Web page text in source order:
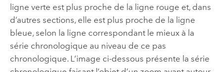
ligne verte est plus proche de la ligne rouge et, dans
d’autres sections, elle est plus proche de la ligne
bleue, selon la ligne correspondant le mieux à la
série chronologique au niveau de ce pas
chronologique. L’image ci-dessous présente la série